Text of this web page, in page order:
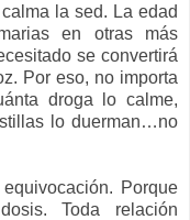
la sed. La edad
en otras más
se convertirá
Por eso, no importa
droga lo calme,
lo duerman…no
Porque
Toda relación